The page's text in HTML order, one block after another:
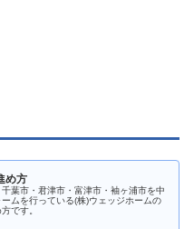
め方
葉市・君津市・富津市・袖ヶ浦市を中
ムを行っている(株)ウェッジホームの
です。